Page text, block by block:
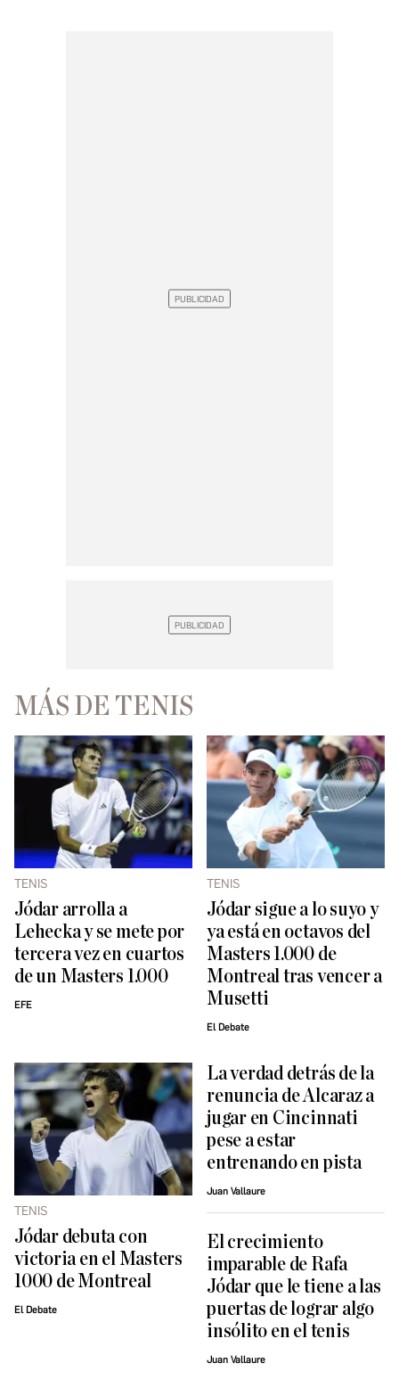
MÁS DE TENIS
TENIS
Jódar arrolla a
Lehecka y se mete por
tercera vez en cuartos
de un Masters 1.000
EFE
TENIS
Jódar sigue a lo suyo y
ya está en octavos del
Masters 1.000 de
Montreal tras vencer a
Musetti
El Debate
TENIS
Jódar debuta con
victoria en el Masters
1000 de Montreal
El Debate
La verdad detrás de la
renuncia de Alcaraz a
jugar en Cincinnati
pese a estar
entrenando en pista
Juan Vallaure
El crecimiento
imparable de Rafa
Jódar que le tiene a las
puertas de lograr algo
insólito en el tenis
Juan Vallaure